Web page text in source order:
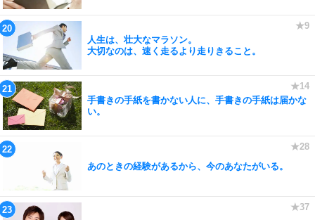
人生は、壮大なマラソン。
大切なのは、速く走るより走りきること。
手書きの手紙を書かない人に、手書きの手紙は届かな
い。
あのときの経験があるから、今のあなたがいる。